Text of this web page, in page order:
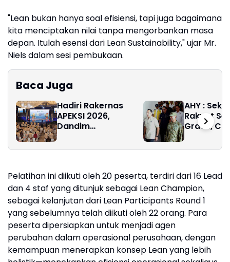
"Lean bukan hanya soal efisiensi, tapi juga bagaimana
kita menciptakan nilai tanpa mengorbankan masa
depan. Itulah esensi dari Lean Sustainability," ujar Mr.
Niels dalam sesi pembukaan.
Baca Juga
Hadiri Rakernas
APEKSI 2026,
Dandim
Arah
Pembangunan,dan
Penguatan
Hanpangan
AHY :
Rakyat
Gratis,
dan Hebat
Pelatihan ini diikuti oleh 20 peserta, terdiri dari 16 Lead
dan 4 staf yang ditunjuk sebagai Lean Champion,
sebagai kelanjutan dari Lean Participants Round 1
yang sebelumnya telah diikuti oleh 22 orang. Para
peserta dipersiapkan untuk menjadi agen
perubahan dalam operasional perusahaan, dengan
kemampuan menerapkan konsep Lean yang lebih